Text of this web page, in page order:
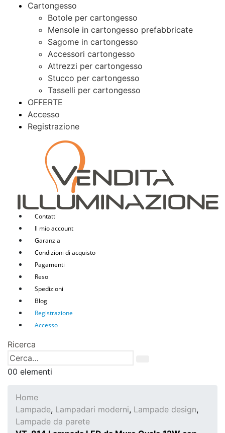
Cartongesso
Botole per cartongesso
Mensole in cartongesso prefabbricate
Sagome in cartongesso
Accessori cartongesso
Attrezzi per cartongesso
Stucco per cartongesso
Tasselli per cartongesso
OFFERTE
Accesso
Registrazione
Contatti
Il mio account
Garanzia
Condizioni di acquisto
Pagamenti
Reso
Spedizioni
Blog
Registrazione
Accesso
Ricerca
00 elementi
Home
Lampade, Lampadari moderni, Lampade design,
Lampade da parete